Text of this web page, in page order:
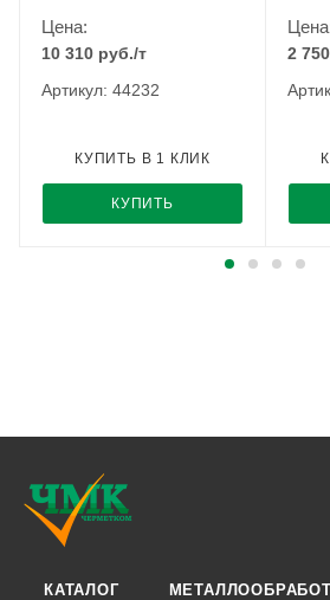
Цена:
10 310 руб./т
Артикул: 44232
КУПИТЬ
КУПИТЬ В 1 КЛИК
2 750
КАТАЛОГ